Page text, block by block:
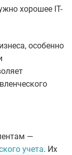
хорошее IT-
особенно
—
учета. Их